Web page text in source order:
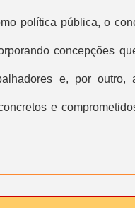
política pública, o
concepções
e, por outro,
e